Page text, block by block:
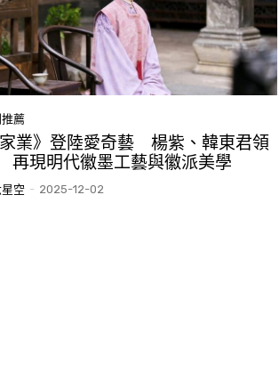
薦
家業》登陸愛奇藝 楊紫、韓東君領
現明代徽墨工藝與徽派美學
空 - 2025-12-02